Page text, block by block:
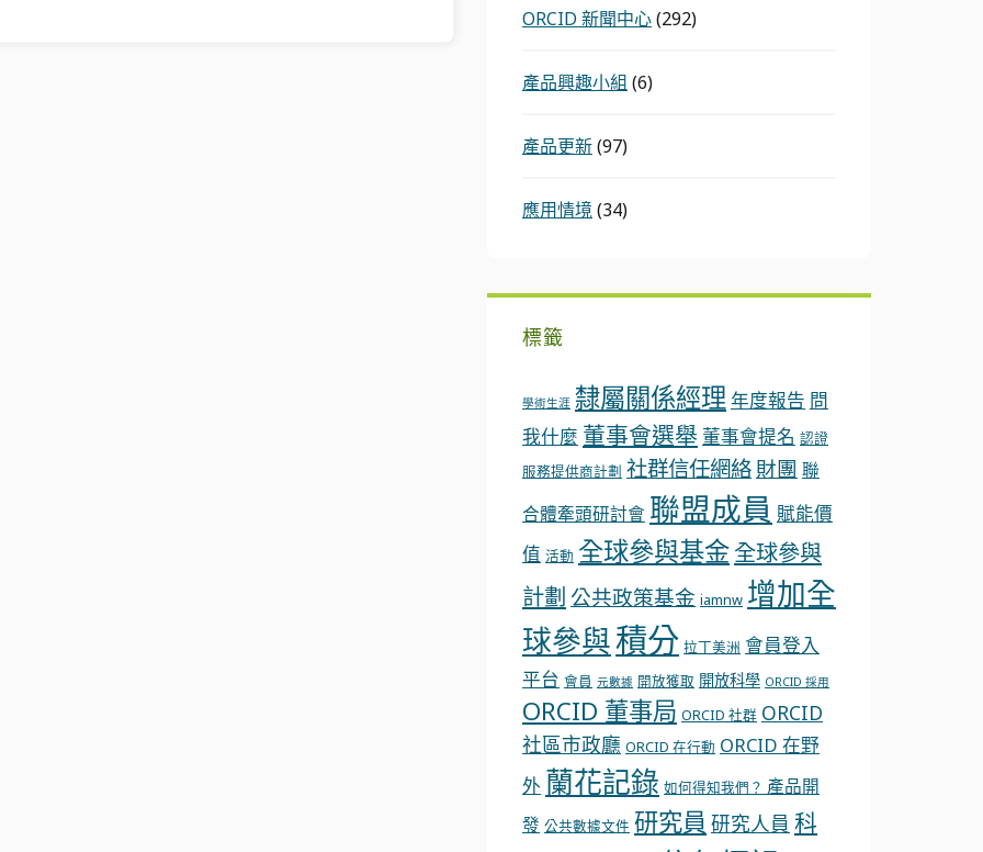
ORCID 新聞中心(292)
產品興趣小組 (6)
產品更新(97)
應用情境(34)
標籤
學術生涯 隸屬關係經理 年度報告 問
我什麼 董事會選舉 董事會提名 認證
服務提供商計劃 社群信任網絡 財團 聯
合體牽頭研討會 聯盟成員 賦能價
值 活動 全球參與基金全球參與
計劃 公共政策基金 iamnw 增加全
球參與積分 拉丁美洲 會員登入
平台 會員 元數據 開放獲取 開放科學 ORCID 採用
ORCID 董事局 ORCID 社群 ORCID
社區市政廳 ORCID 在行動 ORCID 在野
外 蘭花記錄 如何得知我們？ 產品開
發 公共數據文件 研究員 研究人員 科